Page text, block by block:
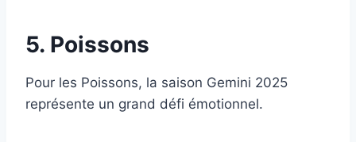
5. Poissons
Pour les Poissons, la saison Gemini 2025
représente un grand défi émotionnel.